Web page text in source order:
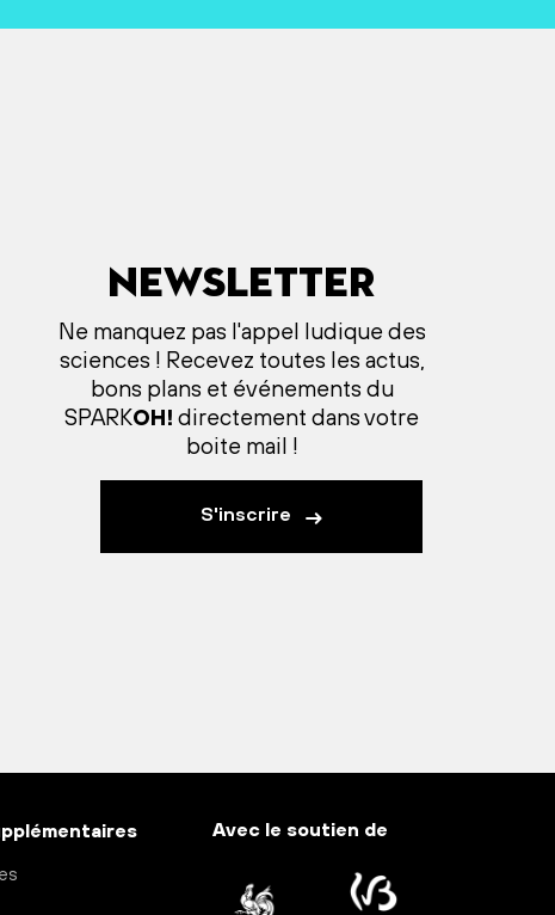
Newsletter
Ne manquez pas l'appel ludique des
sciences ! Recevez toutes les actus,
bons plans et événements du
SPARKOH! directement dans votre
boite mail !
S'inscrire
Avec le soutien de